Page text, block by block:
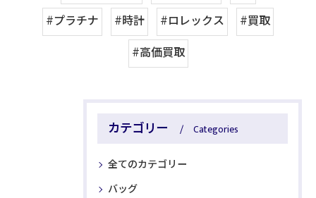
#プラチナ
#時計 #ロレックス
#買取
#高価買取
カテゴリー Categories
全てのカテゴリー
バッグ